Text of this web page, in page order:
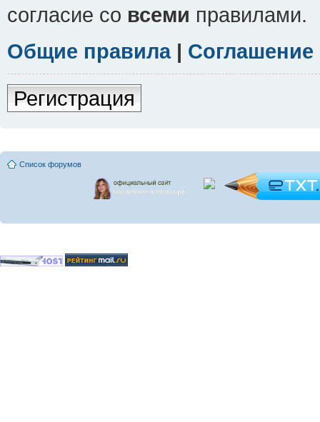
согласие со всеми правилами.
Общие правила|
Регистрация
Список форумов